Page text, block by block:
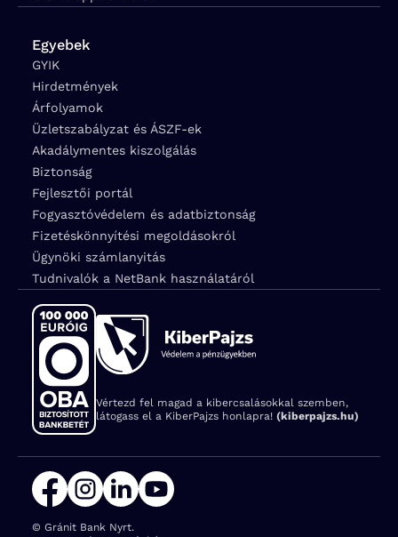
Egyebek
GYIK
Hirdetmények
Árfolyamok
Üzletszabályzat és ÁSZF-ek
Akadálymentes kiszolgálás
Biztonság
Fejlesztői portál
Fogyasztóvédelem és adatbiztonság
Fizetéskönnyítési megoldásokról
Ügynöki számlanyitás
Tudnivalók a NetBank használatáról
Vértezd fel magad a kibercsalásokkal szemben,
látogass el a KiberPajzs honlapra! (kiberpajzs.hu)
© Gránit Bank Nyrt.